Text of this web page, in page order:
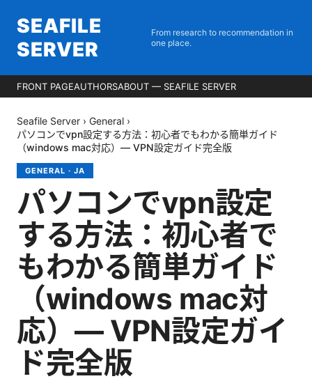
SEAFILE
SERVER
From research to recommendation in
one place.
FRONT PAGEAUTHORSABOUT — SEAFILE SERVER
Seafile Server › General ›
パソコンでvpn設定する方法：初心者でもわかる簡単ガイド
（windows mac対応）— VPN設定ガイド完全版
GENERAL · JA
パソコンでvpn設定
する方法：初心者で
もわかる簡単ガイド
（windows mac対
応）— VPN設定ガイ
ド完全版